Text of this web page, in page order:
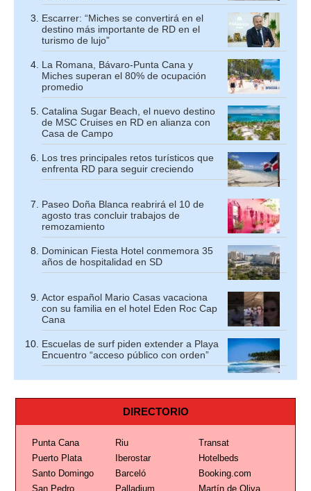
Escarrer: “Miches se convertirá en el
destino más importante de RD en el
turismo de lujo”
La Romana, Bávaro-Punta Cana y
Miches superan el 80% de ocupación
promedio
Catalina Sugar Beach, el nuevo destino
de MSC Cruises en RD en alianza con
Casa de Campo
Los tres principales retos turísticos que
enfrenta RD para seguir creciendo
Paseo Doña Blanca reabrirá el 10 de
agosto tras concluir trabajos de
remozamiento
Dominican Fiesta Hotel conmemora 35
años de hospitalidad en SD
Actor español Mario Casas vacaciona
con su familia en el hotel Eden Roc Cap
Cana
Escuelas de surf piden extender a Playa
Encuentro “acceso público con orden”
DIRECTORIO
Punta Cana Riu
Transat
Puerto Plata
Iberostar
Hotelbeds
Santo Domingo
Barceló
Booking.com
San Pedro
Palladium
Martín de Oliva